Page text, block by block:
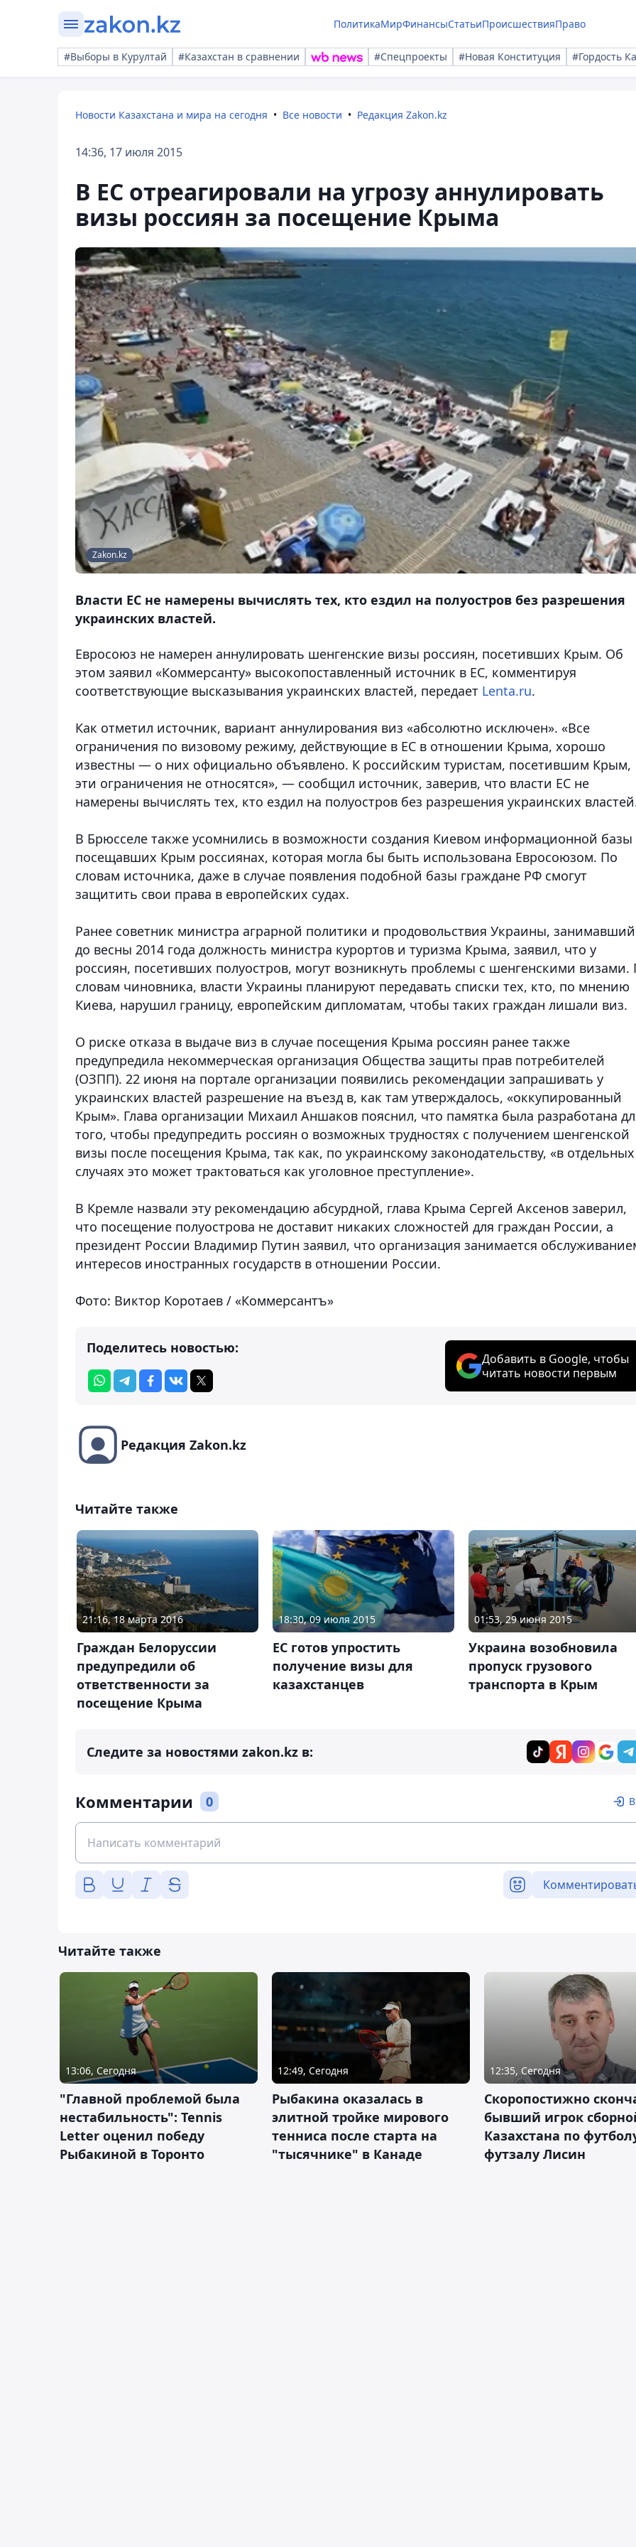
ПолитикаМирФинансыСтатьиПроисшествияПраво
#Выборы в Курултай #Казахстан в сравнении #Спецпроекты #Новая Конституция #Гордость
Новости Казахстана и мира на сегодня Все новости Редакция Zakon.kz
14:36, 17 июля 2015
В ЕС отреагировали на угрозу аннулировать
визы россиян за посещение Крыма
Zakon.kz
Власти ЕС не намерены вычислять тех, кто ездил на полуостров без разрешения
украинских властей.
Евросоюз не намерен аннулировать шенгенские визы россиян, посетивших Крым. Об
этом заявил «Коммерсанту» высокопоставленный источник в ЕС, комментируя
соответствующие высказывания украинских властей, передает Lenta.ru.
Как отметил источник, вариант аннулирования виз «абсолютно исключен». «Все
ограничения по визовому режиму, действующие в ЕС в отношении Крыма, хорошо
известны — о них официально объявлено. К российским туристам, посетившим Крым,
эти ограничения не относятся», — сообщил источник, заверив, что власти ЕС не
намерены вычислять тех, кто ездил на полуостров без разрешения украинских
В Брюсселе также усомнились в возможности создания Киевом информационной базы
посещавших Крым россиянах, которая могла бы быть использована Евросоюзом. По
словам источника, даже в случае появления подобной базы граждане РФ смогут
защитить свои права в европейских судах.
Ранее советник министра аграрной политики и продовольствия Украины, занимавший
до весны 2014 года должность министра курортов и туризма Крыма, заявил, что у
россиян, посетивших полуостров, могут возникнуть проблемы с шенгенскими визами.
словам чиновника, власти Украины планируют передавать списки тех, кто, по мнению
Киева, нарушил границу, европейским дипломатам, чтобы таких граждан лишали виз.
О риске отказа в выдаче виз в случае посещения Крыма россиян ранее также
предупредила некоммерческая организация Общества защиты прав потребителей
(ОЗПП). 22 июня на портале организации появились рекомендации запрашивать у
украинских властей разрешение на въезд в, как там утверждалось, «оккупированный
Крым». Глава организации Михаил Аншаков пояснил, что памятка была разработана
того, чтобы предупредить россиян о возможных трудностях с получением шенгенской
визы после посещения Крыма, так как, по украинскому законодательству, «в отдельных
случаях это может трактоваться как уголовное преступление».
В Кремле назвали эту рекомендацию абсурдной, глава Крыма Сергей Аксенов заверил,
что посещение полуострова не доставит никаких сложностей для граждан России, а
президент России Владимир Путин заявил, что организация занимается
интересов иностранных государств в отношении России.
Фото: Виктор Коротаев / «Коммерсантъ»
Поделитесь новостью:
Добавить в Google, чтобы
читать новости первым
Редакция Zakon.kz
Читайте также
21:16, 18 марта 2016
Граждан Белоруссии
предупредили об
ответственности за
посещение Крыма
18:30, 09 июля 2015
ЕС готов упростить
получение визы для
казахстанцев
01:53, 29 июня 2015
Украина возобновила
пропуск грузового
транспорта в Крым
Следите за новостями zakon.kz в:
Комментарии 0
Читайте также
13:06, Сегодня
"Главной проблемой была
нестабильность": Tennis
Letter оценил победу
Рыбакиной в Торонто
12:49, Сегодня
Рыбакина оказалась в
элитной тройке мирового
тенниса после старта на
"тысячнике" в Канаде
12:35, Сегодня
Скоропостижно
бывший игрок
Казахстана по
футзалу Лисин